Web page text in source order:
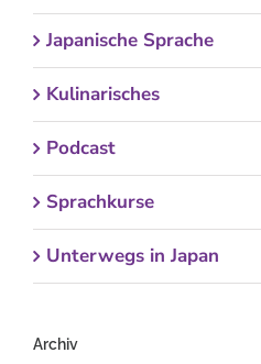
Japanische Sprache
Kulinarisches
Podcast
Sprachkurse
Unterwegs in Japan
Archiv